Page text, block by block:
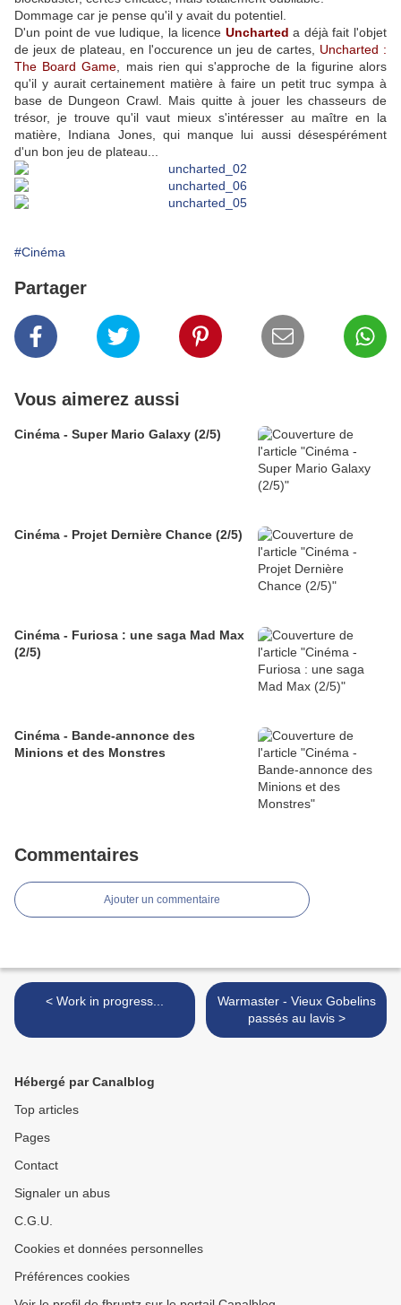
Dommage car je pense qu'il y avait du potentiel.
D'un point de vue ludique, la licence Uncharted a déjà fait l'objet
de jeux de plateau, en l'occurence un jeu de cartes, Uncharted :
The Board Game , mais rien qui s'approche de la figurine alors
qu'il y aurait certainement matière à faire un petit truc sympa à
base de Dungeon Crawl. Mais quitte à jouer les chasseurs de
trésor, je trouve qu'il vaut mieux s'intéresser au maître en la
matière, Indiana Jones, qui manque lui aussi désespérément
d'un bon jeu de plateau...
#Cinéma
Partager
Vous aimerez aussi
Cinéma - Super Mario Galaxy (2/5)
Cinéma - Projet Dernière Chance (2/5)
Cinéma - Furiosa : une saga Mad Max
(2/5)
Cinéma - Bande-annonce des
Minions et des Monstres
Commentaires
Ajouter un commentaire
< Work in progress...
Warmaster - Vieux Gobelins
passés au lavis >
Hébergé par Canalblog
Top articles
Pages
Contact
Signaler un abus
C.G.U.
Cookies et données personnelles
Préférences cookies